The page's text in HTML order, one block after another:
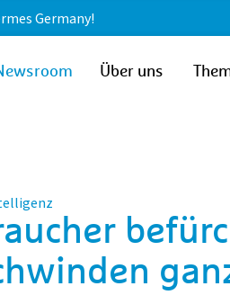
Germany!
HermesÜber uns